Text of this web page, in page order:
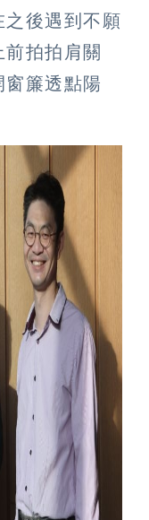
後遇到不願
拍拍肩關
簾透點陽